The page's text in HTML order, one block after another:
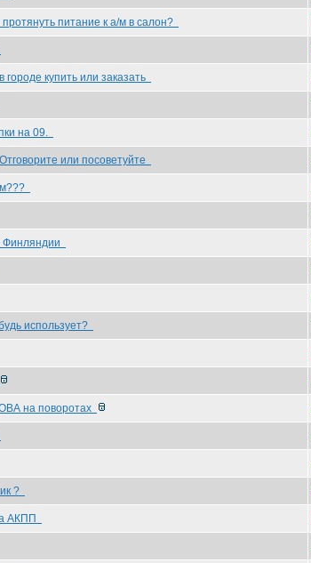
питание к а/м в салон?
купить или заказать
на 09.
или посоветуйте
Финляндии
использует?
на поворотах
?
АКПП